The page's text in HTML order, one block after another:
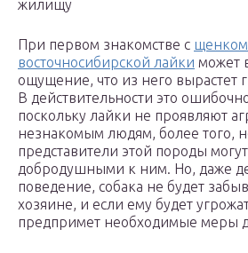
жилищу
При первом знакомстве с щенком
восточносибирской лайки может
ощущение, что из него вырастет
В действительности это
поскольку лайки не проявляют
незнакомым людям, более того,
представители этой породы
добродушными к ним. Но, даже
поведение, собака не будет
хозяине, и если ему будет
предпримет необходимые меры